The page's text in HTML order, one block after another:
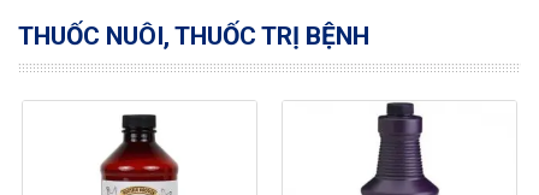
THUỐC NUÔI, THUỐC TRỊ BỆNH